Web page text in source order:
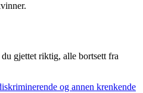
gjettet riktig, alle bortsett fra
og annen krenkende